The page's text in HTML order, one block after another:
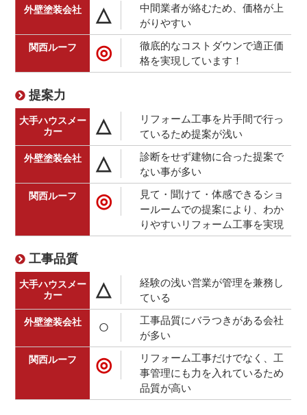
△
中間業者が絡むため、価格が上
がりやすい
◎
徹底的なコストダウンで適正価
格を実現しています！
提案力
△
リフォーム工事を片手間で行っ
ているため提案が浅い
△
診断をせず建物に合った提案で
ない事が多い
◎
見て・聞けて・体感できるショ
ールームでの提案により、わか
りやすいリフォーム工事を実現
工事品質
△
経験の浅い営業が管理を兼務し
ている
○
工事品質にバラつきがある会社
が多い
◎
リフォーム工事だけでなく、工
事管理にも力を入れているため
品質が高い